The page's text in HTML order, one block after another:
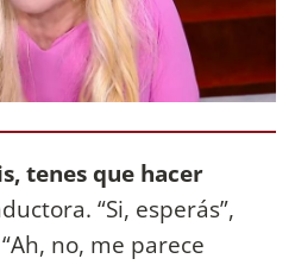
tenes que hacer
“Si, esperás”,
no, me parece